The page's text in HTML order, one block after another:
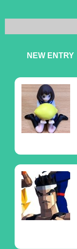
NEW ENTRY